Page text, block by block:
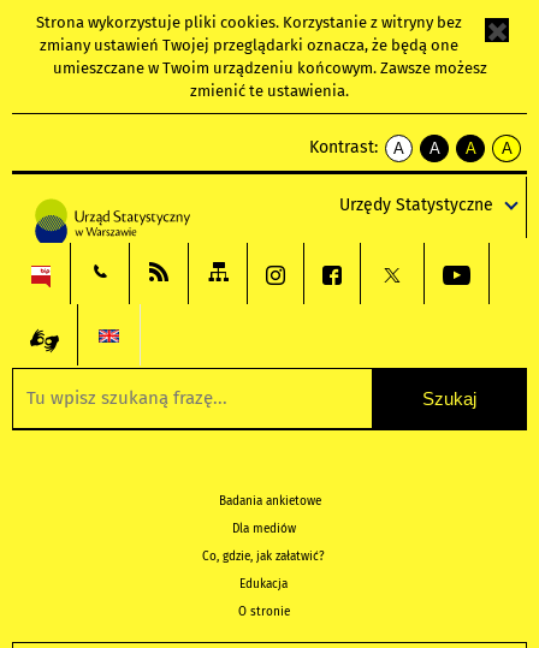
Strona wykorzystuje pliki cookies. Korzystanie z witryny bez
zmiany ustawień Twojej przeglądarki oznacza, że będą one
umieszczane w Twoim urządzeniu końcowym. Zawsze możesz
zmienić te ustawienia.
Kontrast:
A
kontrast
A
kontrast
tekst
czarnym
A
kontrast
tekst
czarnym
A
tekst
żółtym
Urzędy Statystyczne
Badania ankietowe
Dla mediów
Co, gdzie, jak załatwić?
Edukacja
O stronie